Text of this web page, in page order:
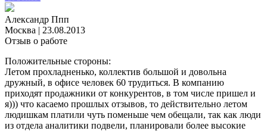
Александр Ппп
Москва | 23.08.2013
Отзыв о работе
Положительные стороны:
Летом прохладненько, коллектив большой и довольна
дружный, в офисе человек 60 трудиться. В компанию
приходят продажники от конкурентов, в том числе пришел и
я))) что касаемо прошлых отзывов, то действительно летом
людишкам платили чуть поменьше чем обещали, так как люди
из отдела аналитики подвели, планировали более высокие